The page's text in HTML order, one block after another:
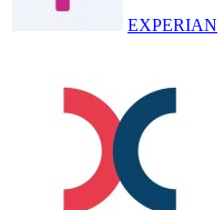
EXPERIAN